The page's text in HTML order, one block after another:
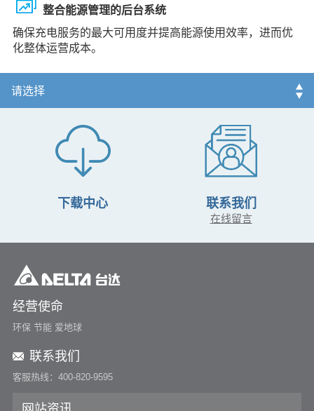
整合能源管理的后台系统
确保充电服务的最大可用度并提高能源使用效率，进而优
化整体运营成本。
下载中心 联系我们
在线留言
经营使命
环保 节能 爱地球
联系我们
客服热线：400-820-9595